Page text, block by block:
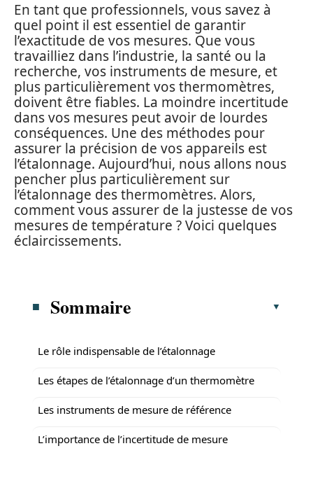
En tant que professionnels, vous savez à
quel point il est essentiel de garantir
l’exactitude de vos mesures. Que vous
travailliez dans l’industrie, la santé ou la
recherche, vos instruments de mesure, et
plus particulièrement vos thermomètres,
doivent être fiables. La moindre incertitude
dans vos mesures peut avoir de lourdes
conséquences. Une des méthodes pour
assurer la précision de vos appareils est
l’étalonnage. Aujourd’hui, nous allons nous
pencher plus particulièrement sur
l’étalonnage des thermomètres. Alors,
comment vous assurer de la justesse de vos
mesures de température ? Voici quelques
éclaircissements.
Sommaire
Le rôle indispensable de l’étalonnage
Les étapes de l’étalonnage d’un thermomètre
Les instruments de mesure de référence
L’importance de l’incertitude de mesure